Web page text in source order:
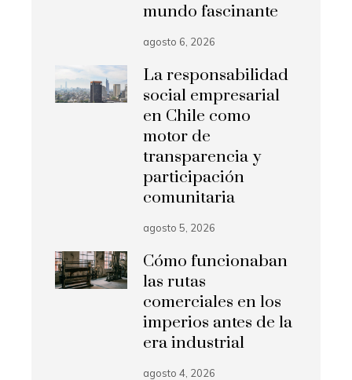
mundo fascinante
agosto 6, 2026
La responsabilidad
social empresarial
en Chile como
motor de
transparencia y
participación
comunitaria
agosto 5, 2026
Cómo funcionaban
las rutas
comerciales en los
imperios antes de la
era industrial
agosto 4, 2026